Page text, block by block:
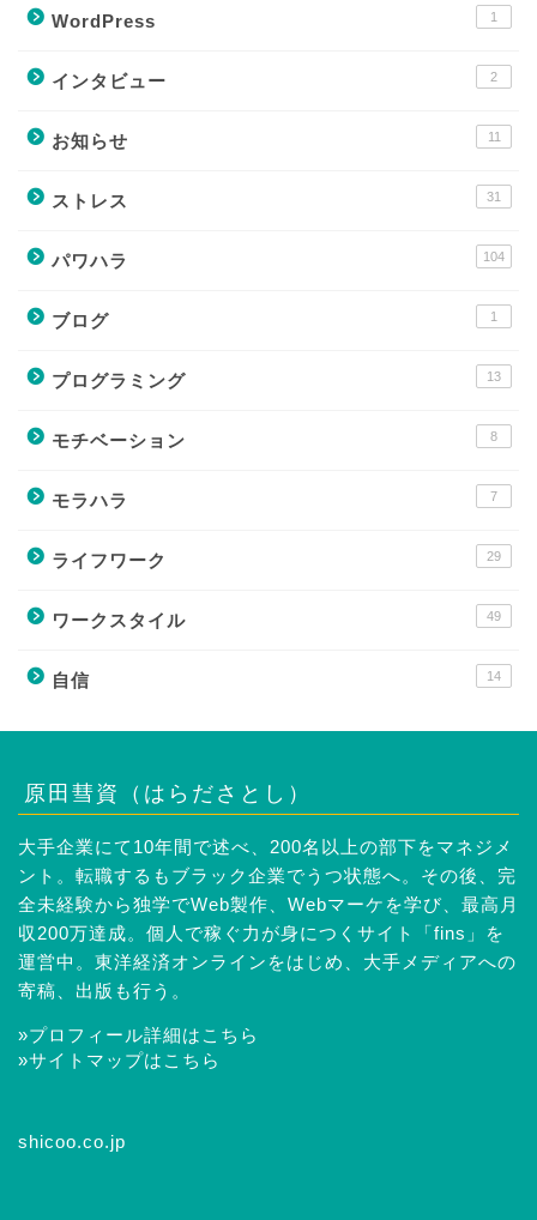
WordPress 1
インタビュー 2
お知らせ 11
ストレス 31
パワハラ 104
ブログ 1
プログラミング 13
モチベーション 8
モラハラ 7
ライフワーク 29
ワークスタイル 49
自信 14
原田彗資（はらださとし）
大手企業にて10年間で述べ、200名以上の部下をマネジメ
ント。転職するもブラック企業でうつ状態へ。その後、完
全未経験から独学でWeb製作、Webマーケを学び、最高月
収200万達成。個人で稼ぐ力が身につくサイト「fins」を
運営中。東洋経済オンラインをはじめ、大手メディアへの
寄稿、出版も行う。
»プロフィール詳細はこちら
»サイトマップはこちら
shicoo.co.jp